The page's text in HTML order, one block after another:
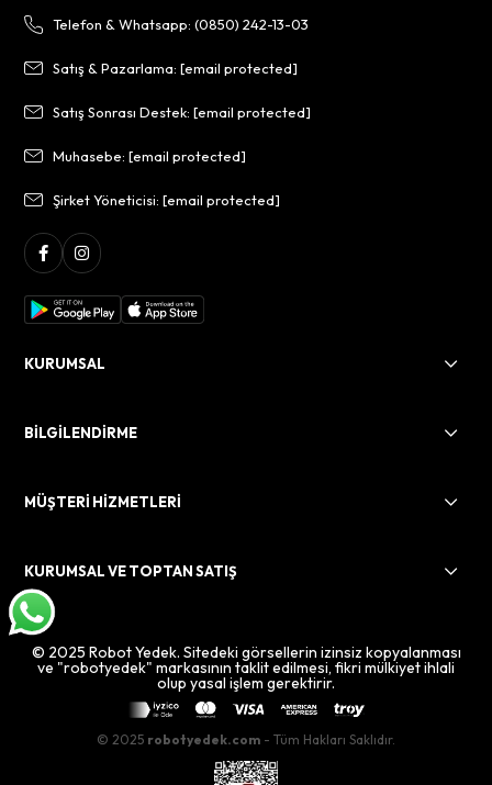
Telefon & Whatsapp: (0850) 242-13-03
Satış & Pazarlama:[email protected]
Satış Sonrası Destek:[email protected]
Muhasebe:[email protected]
Şirket Yöneticisi:[email protected]
KURUMSAL
BİLGİLENDİRME
MÜŞTERİ HİZMETLERİ
KURUMSAL VE TOPTAN SATIŞ
© 2025 Robot Yedek. Sitedeki görsellerin izinsiz kopyalanması
ve "robotyedek" markasının taklit edilmesi, fikri mülkiyet ihlali
olup yasal işlem gerektirir.
© 2025 robotyedek.com - Tüm Hakları Saklıdır.